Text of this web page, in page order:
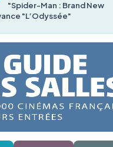
"Spider-Man : Brand New
"L’Odyssée"